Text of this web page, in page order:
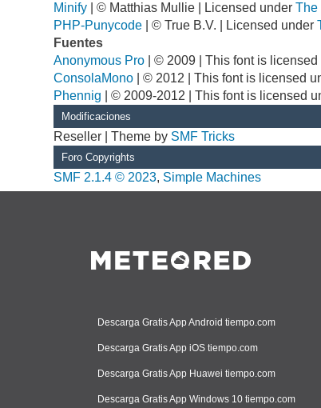
Minify | © Matthias Mullie | Licensed underThe
PHP-Punycode | © True B.V. | Licensed under
Fuentes
Anonymous Pro | © 2009 | This font is
ConsolaMono | © 2012 | This font is licensed
Phennig | © 2009-2012 | This font is licensed
Modificaciones
Reseller | Theme by SMF Tricks
Foro Copyrights
SMF 2.1.4 © 2023, Simple Machines
Descarga Gratis App Android tiempo.com
Descarga Gratis App iOS tiempo.com
Descarga Gratis App Huawei tiempo.com
Descarga Gratis App Windows 10 tiempo.com